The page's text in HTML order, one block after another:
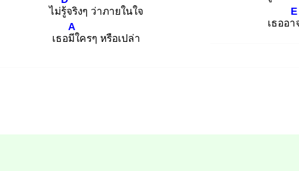
ไม่รู้จริงๆ ว่าภายในใจ
เธอมีใ
A
ครๆ หรือเปล่า
เธออา
E